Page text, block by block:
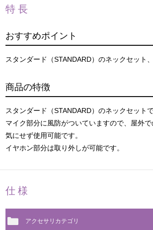
特長
おすすめポイント
スタンダード（STANDARD）のネックセット
商品の特徴
スタンダード（STANDARD）のネックセットで
マイク部分に風防がついていますので、屋外
気にせず使用可能です。
イヤホン部分は取り外しが可能です。
仕様
アクセサリカテゴリ